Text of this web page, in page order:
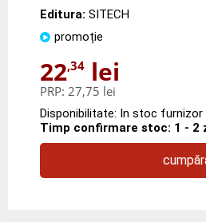
Editura: SITECH
promoție
22,34 lei
PRP: 27,75 lei
Disponibilitate: In stoc furnizor
Timp confirmare stoc: 1 - 2